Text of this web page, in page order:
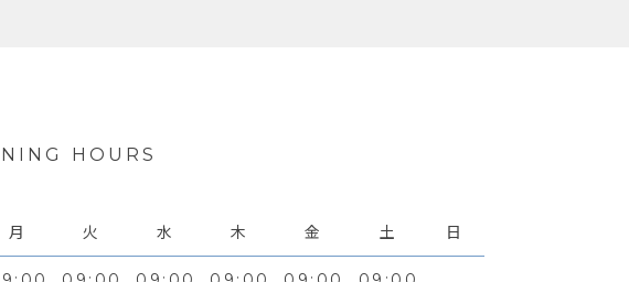
HOURS
月 火 水 木 金 土 日